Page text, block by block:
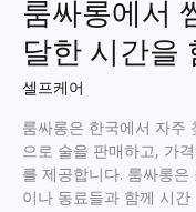
룸싸롱에서
달한 시간을
셀프케어
룸싸롱은 한국에서 자주
으로 술을 판매하고, 가
를 제공합니다. 룸싸롱
이나 동료들과 함께 시간